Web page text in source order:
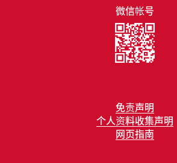
免责声明
个人资料收集声明
网页指南
微信帐号